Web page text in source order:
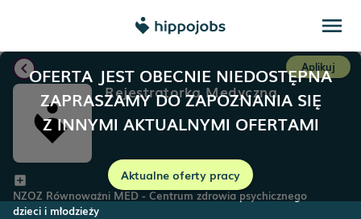
menu
OFERTA JEST OBECNIE NIEDOSTĘPNA
ZAPRASZAMY DO ZAPOZNANIA SIĘ
Z INNYMI AKTUALNYMI OFERTAMI
Aktualne oferty pracy
chevron_left Aplikuj
Rejestratorka Medyczna
add_box
NZOZ Równoważni MED - Centrum zdrowia psychicznego
dzieci i młodzieży